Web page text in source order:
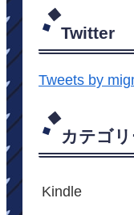
Twitter
Tweets by
カテゴリ
Kindle